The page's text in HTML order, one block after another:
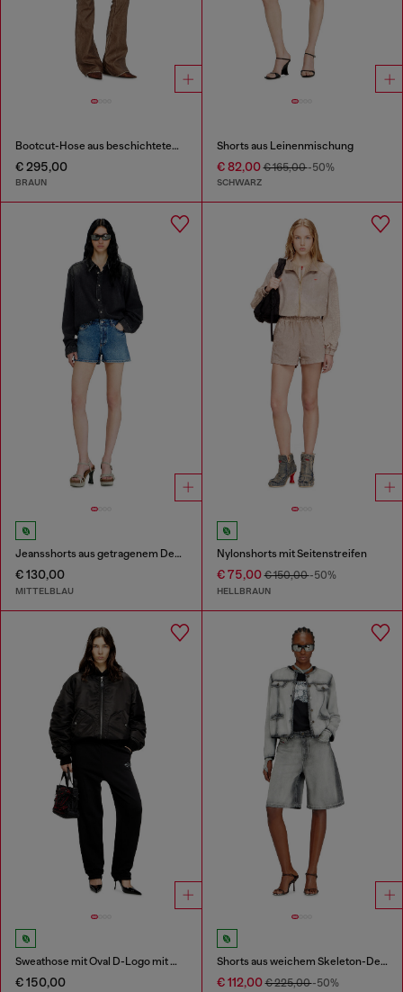
Bootcut-Hose aus beschichtetem Material
€ 295,00
BRAUN
Shorts aus Leinenmischung
€ 82,00€ 165,00-50%
SCHWARZ
Jeansshorts aus getragenem Denim
€ 130,00
MITTELBLAU
Nylonshorts mit Seitenstreifen
€ 75,00€ 150,00-50%
HELLBRAUN
Sweathose mit Oval D-Logo mit Metall-Effekt
€ 150,00
Shorts aus weichem Skeleton-Denim
€ 112,00€ 225,00-50%